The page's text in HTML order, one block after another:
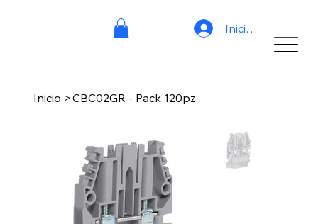
Iniciar sesión
Inicio > CBC02GR - Pack 120pz